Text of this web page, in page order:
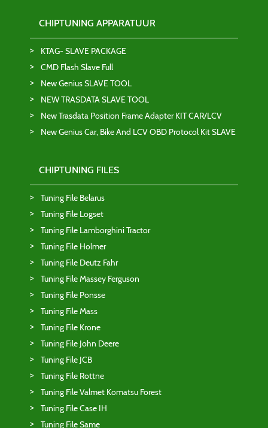
CHIPTUNING APPARATUUR
KTAG- SLAVE PACKAGE
CMD Flash Slave Full
New Genius SLAVE TOOL
NEW TRASDATA SLAVE TOOL
New Trasdata Position Frame Adapter KIT CAR/LCV
New Genius Car, Bike And LCV OBD Protocol Kit SLAVE
CHIPTUNING FILES
Tuning File Belarus
Tuning File Logset
Tuning File Lamborghini Tractor
Tuning File Holmer
Tuning File Deutz Fahr
Tuning File Massey Ferguson
Tuning File Ponsse
Tuning File Mass
Tuning File Krone
Tuning File John Deere
Tuning File JCB
Tuning File Rottne
Tuning File Valmet Komatsu Forest
Tuning File Case IH
Tuning File Same